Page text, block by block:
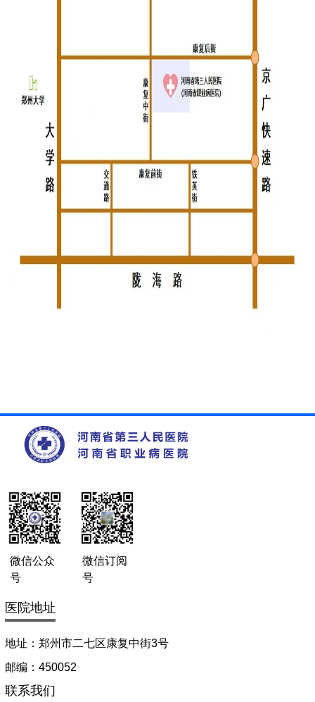
微信公众
号
微信订阅
号
医院地址
地址：郑州市二七区康复中街3号
邮编：450052
联系我们